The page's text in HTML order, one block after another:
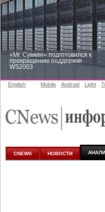
«Mr. Сумкин» подготовился к
прекращению поддержки
WS2003
аналитике
English Mobile Android Light
CNEWS НОВОСТИ